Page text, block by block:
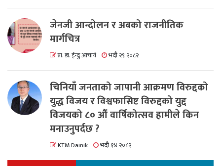
जेनजी आन्दोलन र अबको राजनीतिक
मार्गचित्र
प्रा. डा. ईन्दु आचार्य भदौ २९ २०८२
चिनियाँ जनताको जापानी आक्रमण विरुद्दको
युद्ध विजय र विश्वफासिष्ट विरुद्दको युद्द
विजयको ८० औं वार्षिकोत्सव हामीले किन
मनाउनुपर्दछ ?
KTM Dainik भदौ १४ २०८२